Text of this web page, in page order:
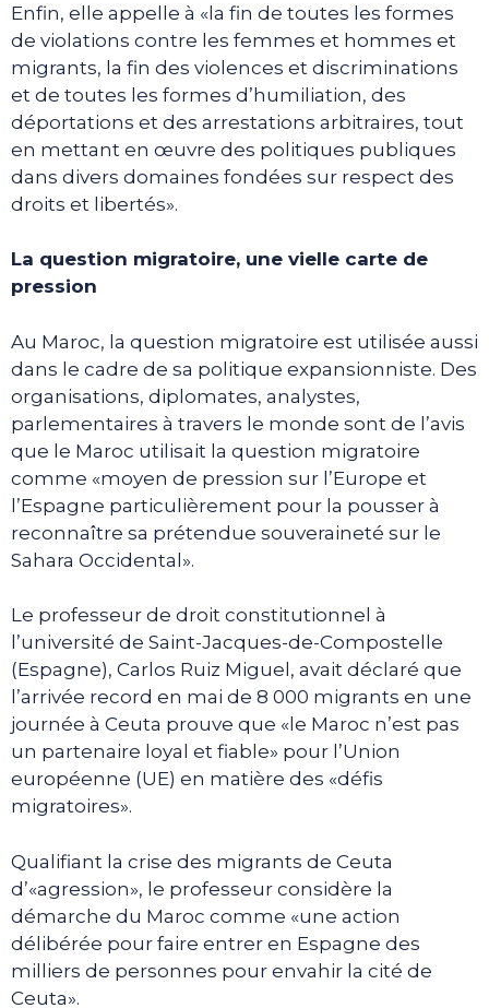
Enfin, elle appelle à «la fin de toutes les formes
de violations contre les femmes et hommes et
migrants, la fin des violences et discriminations
et de toutes les formes d’humiliation, des
déportations et des arrestations arbitraires, tout
en mettant en œuvre des politiques publiques
dans divers domaines fondées sur respect des
droits et libertés».
La question migratoire, une vielle carte de
pression
Au Maroc, la question migratoire est utilisée aussi
dans le cadre de sa politique expansionniste. Des
organisations, diplomates, analystes,
parlementaires à travers le monde sont de l’avis
que le Maroc utilisait la question migratoire
comme «moyen de pression sur l’Europe et
l’Espagne particulièrement pour la pousser à
reconnaître sa prétendue souveraineté sur le
Sahara Occidental».
Le professeur de droit constitutionnel à
l’université de Saint-Jacques-de-Compostelle
(Espagne), Carlos Ruiz Miguel, avait déclaré que
l’arrivée record en mai de 8 000 migrants en une
journée à Ceuta prouve que «le Maroc n’est pas
un partenaire loyal et fiable» pour l’Union
européenne (UE) en matière des «défis
migratoires».
Qualifiant la crise des migrants de Ceuta
d’«agression», le professeur considère la
démarche du Maroc comme «une action
délibérée pour faire entrer en Espagne des
milliers de personnes pour envahir la cité de
Ceuta».